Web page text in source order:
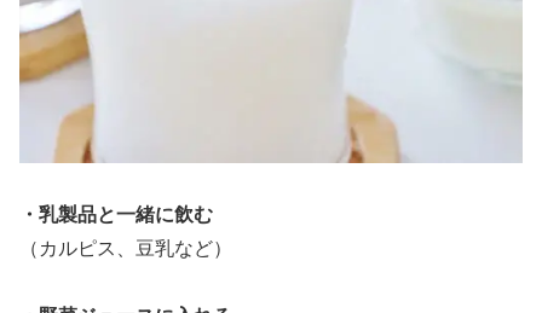
・乳製品と一緒に飲む
（カルピス、豆乳など）